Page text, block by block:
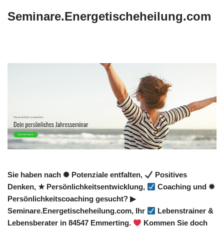
Seminare.Energetischeheilung.com
Sie haben nach ✺ Potenziale entfalten,
Positives
Denken, ★ Persönlichkeitsentwicklung,
Coaching und ✹
Persönlichkeitscoaching gesucht? ▶︎
Seminare.Energetischeheilung.com, Ihr
Lebenstrainer &
Lebensberater in 84547 Emmerting.
Kommen Sie doch